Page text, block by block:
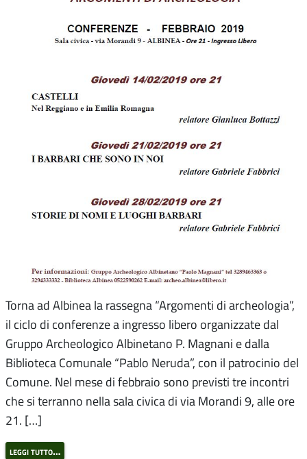
Torna ad Albinea la rassegna “Argomenti di archeologia”,
il ciclo di conferenze a ingresso libero organizzate dal
Gruppo Archeologico Albinetano P. Magnani e dalla
Biblioteca Comunale “Pablo Neruda”, con il patrocinio del
Comune. Nel mese di febbraio sono previsti tre incontri
che si terranno nella sala civica di via Morandi 9, alle ore
21. […]
leggi tutto…